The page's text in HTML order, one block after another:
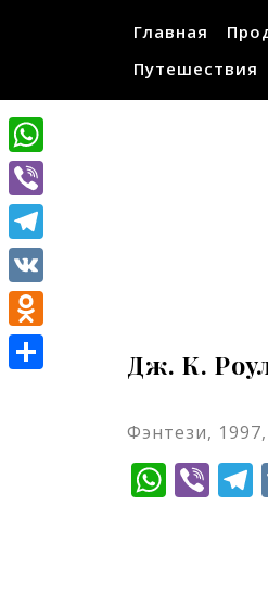
Главная
Путешествия
Дж. К.
Фэнтези,
WhatsApp
Viber
Telegram
VK
Odnoklassniki